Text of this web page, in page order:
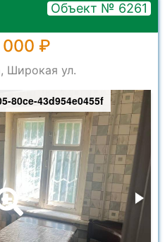
Объект № 6261
000 ₽
Широкая ул.
80ce-43d954e0455f